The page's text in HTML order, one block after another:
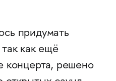
придумать
как ещё
концерта, решено